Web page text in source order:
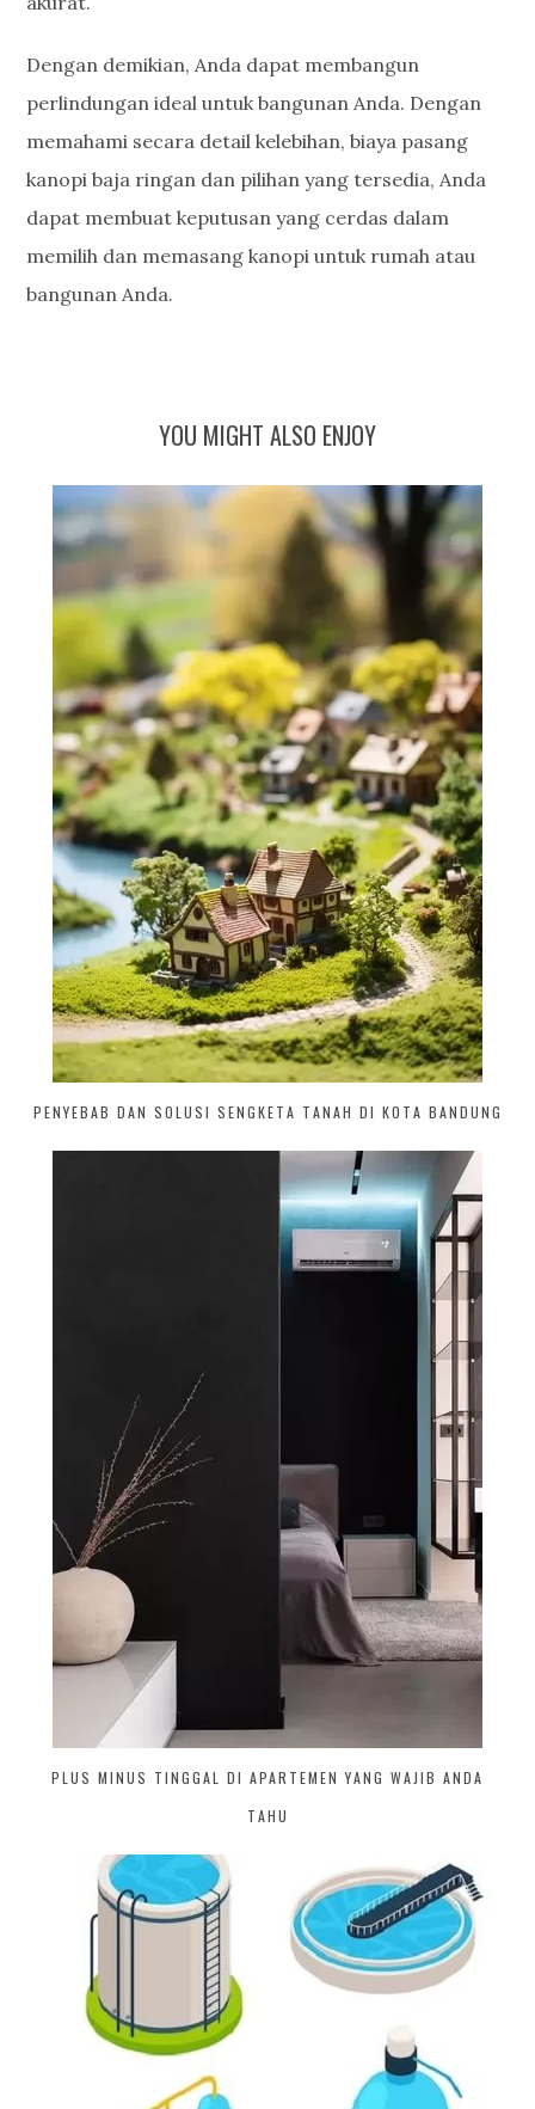
Dengan demikian, Anda dapat membangun
perlindungan ideal untuk bangunan Anda. Dengan
memahami secara detail kelebihan, biaya pasang
kanopi baja ringan dan pilihan yang tersedia, Anda
dapat membuat keputusan yang cerdas dalam
memilih dan memasang kanopi untuk rumah atau
bangunan Anda.
YOU MIGHT ALSO ENJOY
PENYEBAB DAN SOLUSI SENGKETA TANAH DI KOTA BANDUNG
PLUS MINUS TINGGAL DI APARTEMEN YANG WAJIB ANDA
TAHU